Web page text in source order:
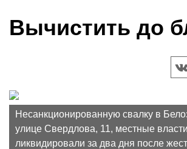
Вычистить до
Несанкционированную свалку в
улице Свердлова, 11, местные власти
ликвидировали за два дня после